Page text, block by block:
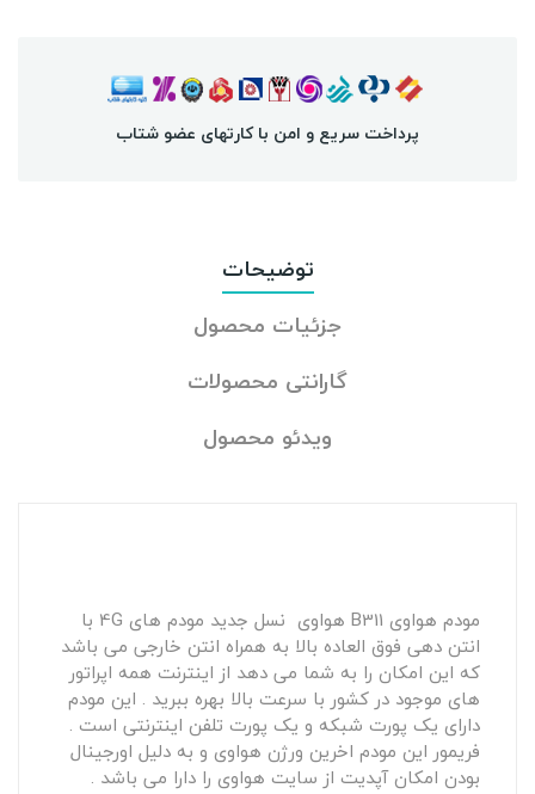
پرداخت سریع و امن با کارتهای عضو شتاب
توضیحات
جزئیات محصول
گارانتی محصولات
ویدئو محصول
مودم هواوی B311 هواوی نسل جدید مودم های 4G با
انتن دهی فوق العاده بالا به همراه انتن خارجی می باشد
که این امکان را به شما می دهد از اینترنت همه اپراتور
های موجود در کشور با سرعت بالا بهره ببرید . این مودم
دارای یک پورت شبکه و یک پورت تلفن اینترنتی است .
فریمور این مودم اخرین ورژن هواوی و به دلیل اورجینال
بودن امکان آپدیت از سایت هواوی را دارا می باشد .